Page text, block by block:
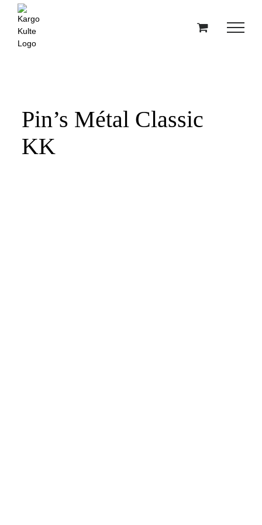
Passer
contenu
Pin’s Métal Classic
KK